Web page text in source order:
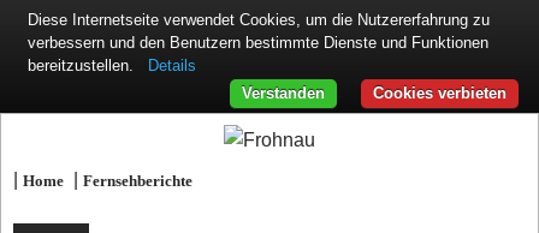
|Home |Fernsehberichte
Diese Internetseite verwendet Cookies, um die Nutzererfahrung zu
verbessern und den Benutzern bestimmte Dienste und Funktionen
bereitzustellen.
Details
Cookies verbieten
Verstanden